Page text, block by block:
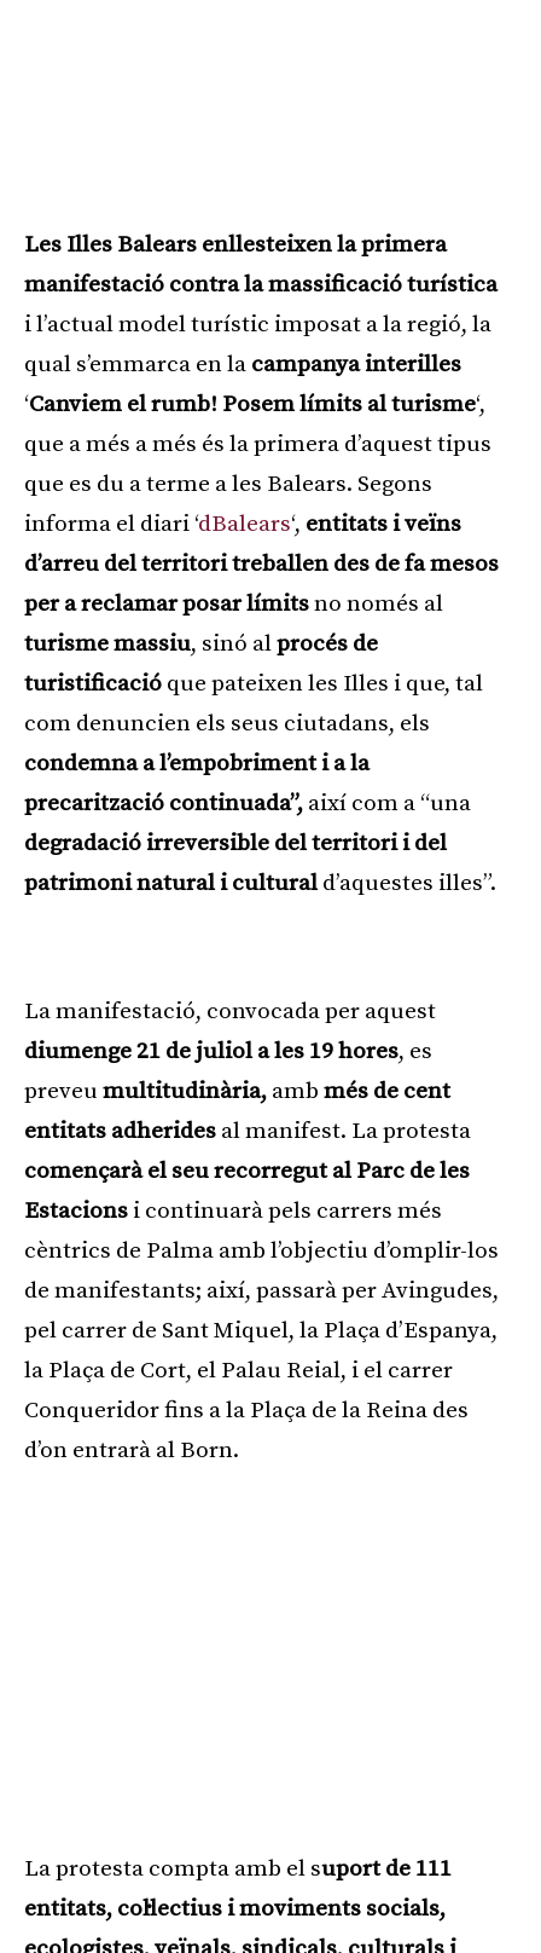
Les Illes Balears enllesteixen la primera
manifestació contra la massificació turística
i l’actual model turístic imposat a la regió, la
qual s’emmarca en la campanya interilles
‘Canviem el rumb! Posem límits al turisme‘,
que a més a més és la primera d’aquest tipus
que es du a terme a les Balears. Segons
informa el diari ‘dBalears‘, entitats i veïns
d’arreu del territori treballen des de fa mesos
per a reclamar posar límitsno només al
turisme massiu, sinó alprocés de
turistificació que pateixen les Illes i que, tal
com denuncien els seus ciutadans, els
condemna a l’empobriment i a la
precarització continuada”, així com a “una
degradació irreversible del territori i del
patrimoni natural i culturald’aquestes illes”.
La manifestació, convocada per aquest
diumenge 21 de juliol a les 19 hores, es
preveu multitudinària, amb més de cent
entitats adherides al manifest. La protesta
començarà el seu recorregut al Parc de les
Estacions i continuarà pels carrers més
cèntrics de Palma amb l’objectiu d’omplir-los
de manifestants; així, passarà per Avingudes,
pel carrer de Sant Miquel, la Plaça d’Espanya,
la Plaça de Cort, el Palau Reial, i el carrer
Conqueridor fins a la Plaça de la Reina des
d’on entrarà al Born.
La protesta compta amb el suport de 111
entitats, col·lectius i moviments socials,